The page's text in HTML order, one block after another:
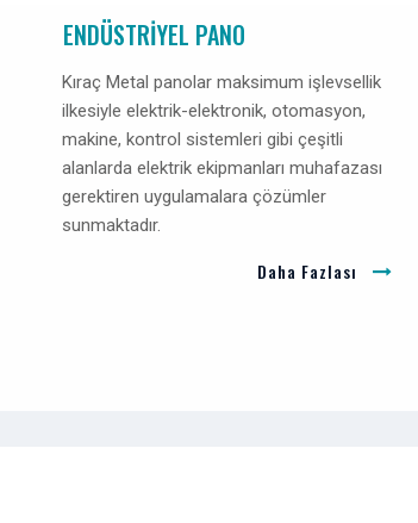
ENDÜSTRIYEL PANO
Kıraç Metal panolar maksimum işlevsellik
ilkesiyle elektrik-elektronik, otomasyon,
makine, kontrol sistemleri gibi çeşitli
alanlarda elektrik ekipmanları muhafazası
gerektiren uygulamalara çözümler
sunmaktadır.
Daha Fazlası